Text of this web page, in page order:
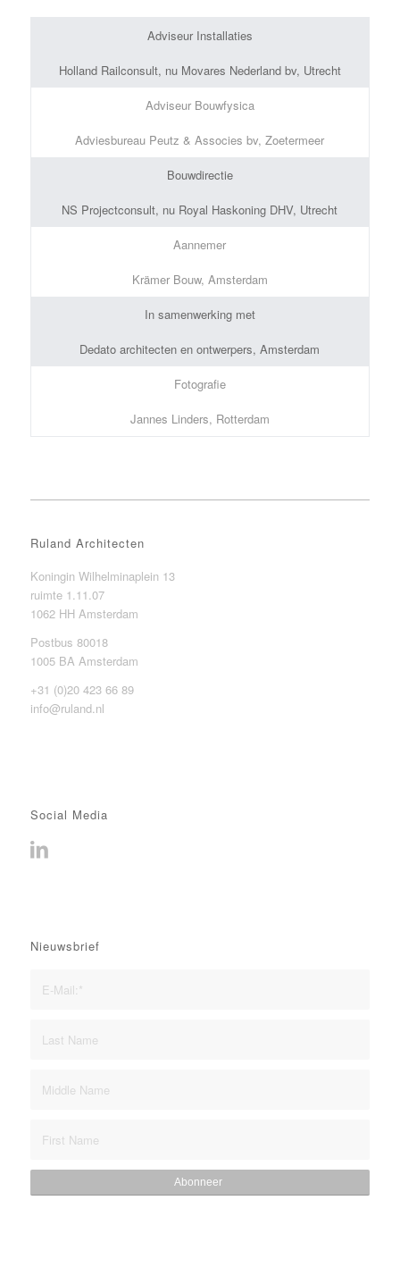
Adviseur Installaties
Holland Railconsult, nu Movares Nederland bv, Utrecht
Adviseur Bouwfysica
Adviesbureau Peutz & Associes bv, Zoetermeer
Bouwdirectie
NS Projectconsult, nu Royal Haskoning DHV, Utrecht
Aannemer
Krämer Bouw, Amsterdam
In samenwerking met
Dedato architecten en ontwerpers, Amsterdam
Fotografie
Jannes Linders, Rotterdam
Ruland Architecten
Koningin Wilhelminaplein 13
ruimte 1.11.07
1062 HH Amsterdam
Postbus 80018
1005 BA Amsterdam
+31 (0)20 423 66 89
info@ruland.nl
Social Media
Nieuwsbrief